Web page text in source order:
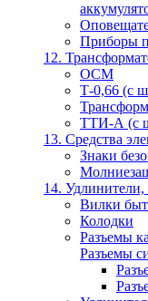
Приборы
12.
ОСМ
Т-0,66 (с
ТТИ-А (с
13. Средства
Знаки
14. Удлинители,
Вилки
Колодки
Разъемы
Разъемы